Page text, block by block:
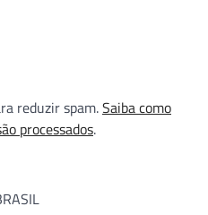
reduzir spam.Saiba como
processados.